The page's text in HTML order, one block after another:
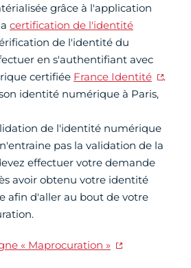
grâce à l'application
certification de l'identité
de l'identité du
en s'authentifiant avec
certifiée France Identité
.
identité numérique à Paris,
de l'identité numérique
pas la validation de la
effectuer votre demande
avoir obtenu votre identité
afin d'aller au bout de votre
« Maprocuration »